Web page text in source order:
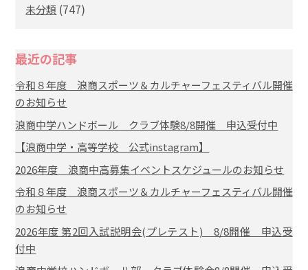
未分類 (747)
最近の記事
令和８年度 浪商スポーツ＆カルチャーフェスティバル開催
のお知らせ
浪商中学ハンドボール クラブ体験8/8開催 申込受付中
【浪商中学・高等学校 公式instagram】
2026年度 浪商中高募集イベントスケジュールのお知らせ
令和８年度 浪商スポーツ＆カルチャーフェスティバル開催
のお知らせ
2026年度 第2回入試説明会(プレテスト) 8/8開催 申込受
付中